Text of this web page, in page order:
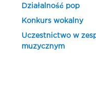
Działalność pop
Konkurs wokalny
Uczestnictwo w
muzycznym